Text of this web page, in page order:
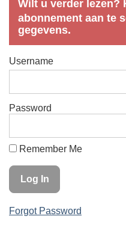
Wilt u verder lezen?
abonnement aan te
gegevens.
Username
Password
Remember Me
Forgot Password